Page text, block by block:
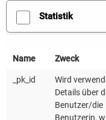
KONTAKT
Nadine Derber
Telefon: 0721
E-MAIL SENDEN
Statistik
Name Zweck
_pk_id
Wird
Details über
Benutzer/die
Benutzerin,